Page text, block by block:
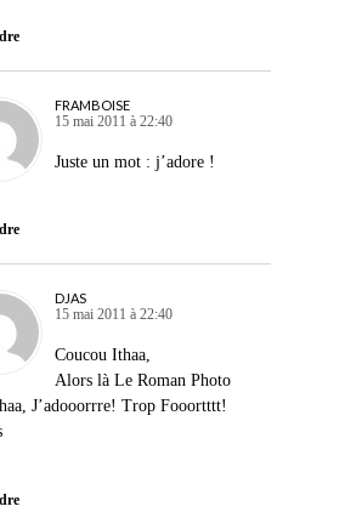
FRAMBOISE
15 mai 2011 à 22:40
Juste un mot : j’adore !
DJAS
15 mai 2011 à 22:40
Coucou Ithaa,
Alors là Le Roman Photo
J’adooorrre! Trop Fooortttt!